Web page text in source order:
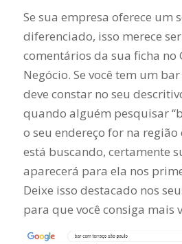
Se sua empresa oferece um
diferenciado, isso merece
comentários da sua ficha no
Negócio. Se você tem um
deve constar no seu
quando alguém pesquisar
o seu endereço for na região
está buscando, certamente
aparecerá para ela nos
Deixe isso destacado nos
para que você consiga mais